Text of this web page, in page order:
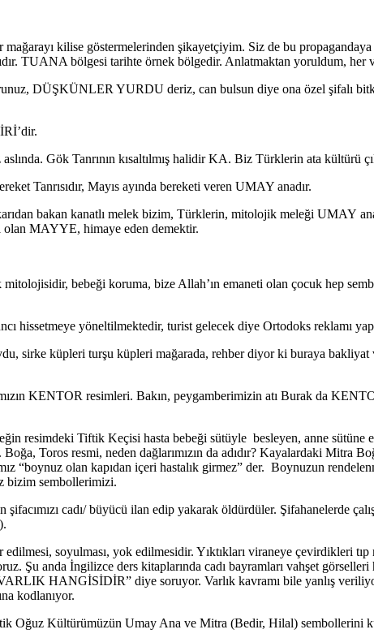
mağarayı kilise göstermelerinden şikayetçiyim. Siz de bu
TUANA bölgesi tarihte örnek bölgedir. Anlatmaktan yoruldum, her
DÜŞKÜNLER YURDU deriz, can bulsun diye ona özel şifalı
Gök Tanrının kısaltılmış halidir KA. Biz Türklerin ata kültürü
Tanrısıdır, Mayıs ayında bereketi veren UMAY anadır.
bakan kanatlı melek bizim, Türklerin, mitolojik meleği UMAY
olan MAYYE, himaye eden demektir.
bebeği koruma, bize Allah’ın emaneti olan çocuk hep
hissetmeye yöneltilmektedir, turist gelecek diye Ortodoks reklamı
sirke küpleri turşu küpleri mağarada, rehber diyor ki buraya
KENTOR resimleri. Bakın, peygamberimizin atı Burak da
resimdeki Tiftik Keçisi hasta bebeği sütüyle besleyen, anne sütüne
Toros resmi, neden dağlarımızın da adıdır? Kayalardaki Mitra
“boynuz olan kapıdan içeri hastalık girmez” der. Boynuzun
bizim sembollerimizi.
cadı/ büyücü ilan edip yakarak öldürdüler. Şifahanelerde
soyulması, yok edilmesidir. Yıktıkları viraneye çevirdikleri
Şu anda İngilizce ders kitaplarında cadı bayramları vahşet
HANGİSİDİR” diye soruyor. Varlık kavramı bile yanlış
kodlanıyor.
Oğuz Kültürümüzün Umay Ana ve Mitra (Bedir, Hilal)